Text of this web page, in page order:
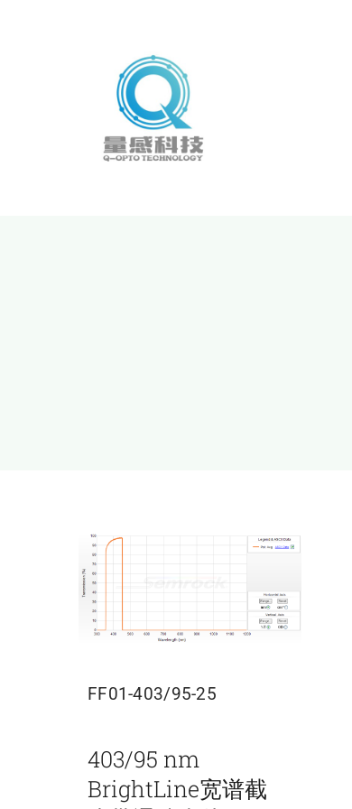
FF01-403/95-25
403/95 nm
BrightLine宽谱截